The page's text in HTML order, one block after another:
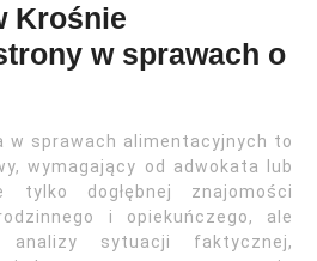
Krośnie
w sprawach o
w sprawach alimentacyjnych to
wymagający od adwokata lub
tylko dogłębnej znajomości
i opiekuńczego, ale
analizy sytuacji faktycznej,